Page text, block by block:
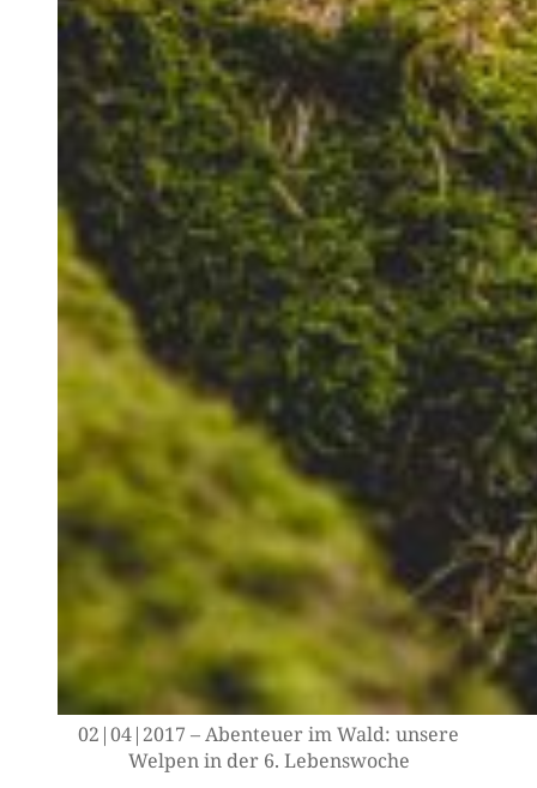
02|04|2017 – Aben­teu­er im Wald: unse­re
Wel­pen in der 6. Lebenswoche